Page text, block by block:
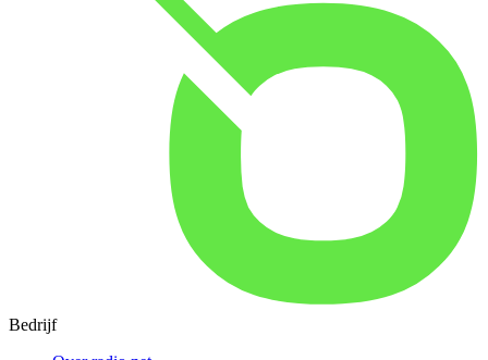
Bedrijf